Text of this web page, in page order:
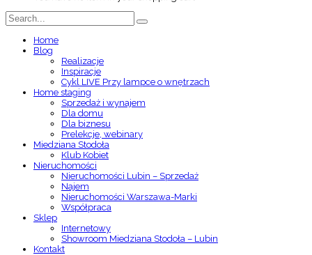
Home
Blog
Realizacje
Inspiracje
Cykl LIVE Przy lampce o wnętrzach
Home staging
Sprzedaż i wynajem
Dla domu
Dla biznesu
Prelekcje, webinary
Miedziana Stodoła
Klub Kobiet
Nieruchomości
Nieruchomości Lubin – Sprzedaż
Najem
Nieruchomości Warszawa-Marki
Współpraca
Sklep
Internetowy
Showroom Miedziana Stodoła – Lubin
Kontakt